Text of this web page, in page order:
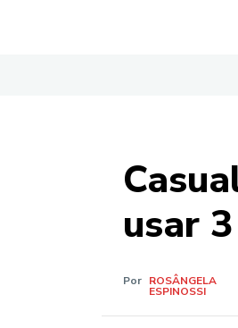
usar
Por ROSÂNGELA
ESPINOSSI